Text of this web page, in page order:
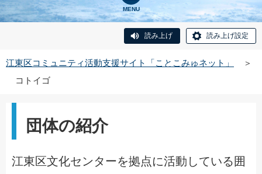
MENU
読み上げ 読み上げ設定
江東区コミュニティ活動支援サイト「ことこみゅネット」
＞
コトイゴ
団体の紹介
江東区文化センターを拠点に活動している囲